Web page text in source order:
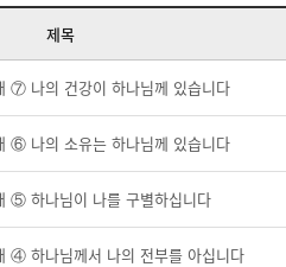
제목
⑦ 나의 건강이 하나님께 있습니다
⑥ 나의 소유는 하나님께 있습니다
⑤ 하나님이 나를 구별하십니다
④ 하나님께서 나의 전부를 아십니다